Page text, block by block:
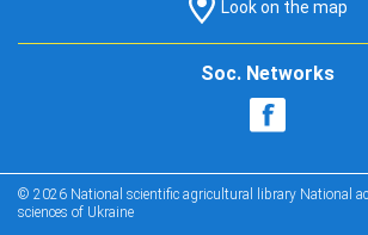
Look on the map
Soc. Networks
© 2026 National scientific agricultural library National
sciences of Ukraine